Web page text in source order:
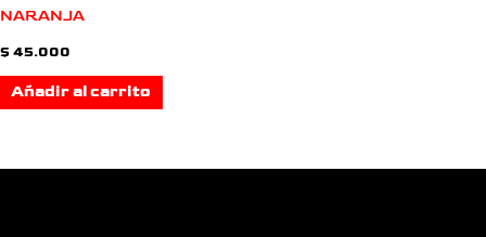
NARANJA
$ 45.000
Añadir al carrito